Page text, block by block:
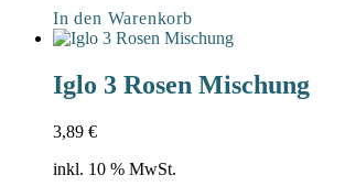
In den Warenkorb
Iglo 3 Rosen Mischung
3,89 €
inkl. 10 % MwSt.